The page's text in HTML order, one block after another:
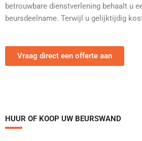
betrouwbare dienstverlening behaalt u
beursdeelname. Terwijl u gelijktijdig
Vraag direct een offerte aan
HUUR OF KOOP UW BEURSWAND